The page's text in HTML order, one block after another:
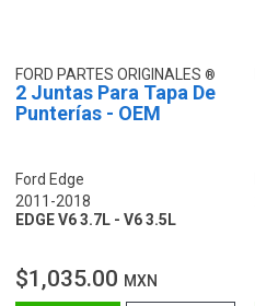
FORD PARTES ORIGINALES
2 Juntas Para Tapa De
Punterías - OEM
Ford Edge
2011-2018
EDGE V6 3.7L - V6 3.5L
$1,035.00 MXN